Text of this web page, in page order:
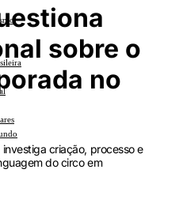
sobre o
no
criação, processo e
do circo em